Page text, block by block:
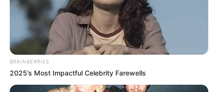
no seu bolso e na sua carreira.
DIVERSAS
BRAINBERRIES
2025’s Most Impactful Celebrity Farewells